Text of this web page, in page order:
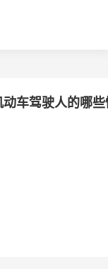
车驾驶人的哪些